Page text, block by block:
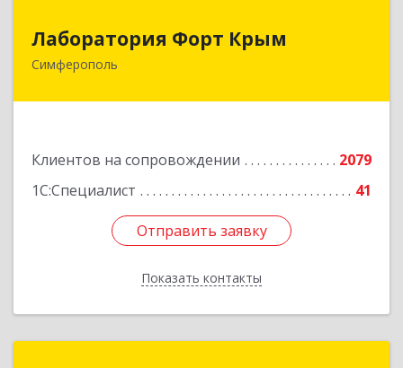
Лаборатория Форт Крым
Симферополь
Клиентов на сопровождении
2079
1С:Специалист
41
Отправить заявку
Показать контакты
295034, Крым Респ, Симферополь г, Киевская
Отправить заявку
Назад